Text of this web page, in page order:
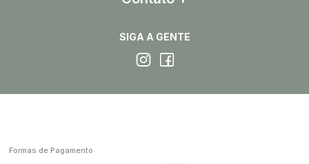
SIGA A GENTE
Formas de Pagamento